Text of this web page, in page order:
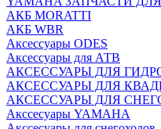
АКБ MORATTI
АКБ WBR
Аксессуары ODES
Аксессуары для АТВ
АКСЕССУАРЫ ДЛЯ
АКСЕССУАРЫ ДЛЯ
АКСЕССУАРЫ ДЛЯ
Акссесуары YAMAHA